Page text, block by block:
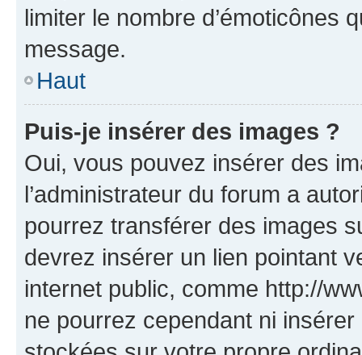
limiter le nombre d’émoticônes
message.
Haut
Puis-je insérer des images ?
Oui, vous pouvez insérer des
l’administrateur du forum a
pourrez transférer des images
devrez insérer un lien pointant
internet public, comme http://
ne pourrez cependant ni